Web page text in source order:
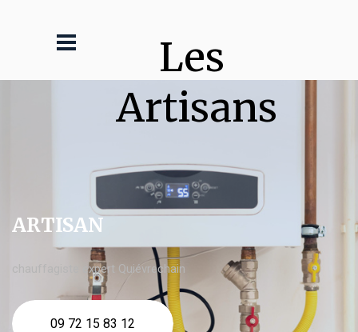
Les
Artisans
ARTISAN
chauffagiste expert Quiévrechain
09 72 15 83 12